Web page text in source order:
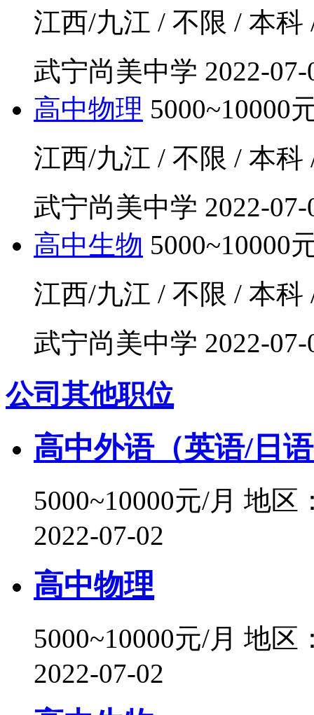
江西/九江 / 不限 / 本科
武宁尚美中学 2022-07-
高中物理 5000~10000
江西/九江 / 不限 / 本科
武宁尚美中学 2022-07-
高中生物 5000~10000
江西/九江 / 不限 / 本科
武宁尚美中学 2022-07-
公司其他职位
高中外语（英语/日
5000~10000元/月 地区
2022-07-02
高中物理
5000~10000元/月 地区
2022-07-02